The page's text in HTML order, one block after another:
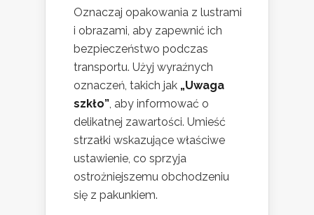
Oznaczaj opakowania z lustrami
i obrazami, aby zapewnić ich
bezpieczeństwo podczas
transportu. Użyj wyraźnych
oznaczeń, takich jak „Uwaga
szkło”, aby informować o
delikatnej zawartości. Umieść
strzałki wskazujące właściwe
ustawienie, co sprzyja
ostrożniejszemu obchodzeniu
się z pakunkiem.